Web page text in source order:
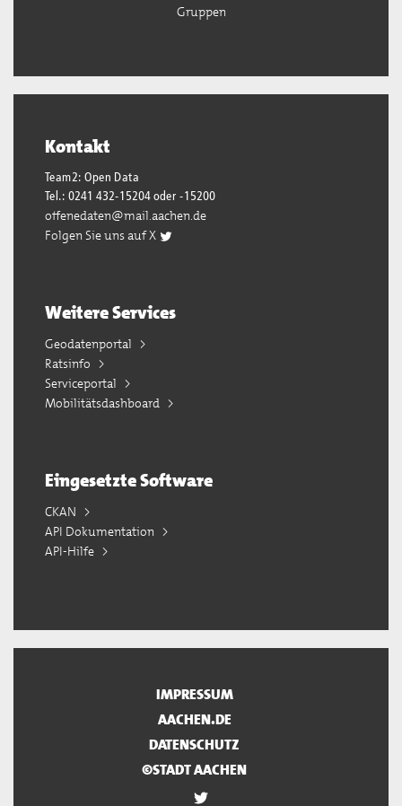
Gruppen
Kontakt
Team2: Open Data
Tel.: 0241 432-15204 oder -15200
offenedaten@mail.aachen.de
Folgen Sie uns auf X
Weitere Services
Geodatenportal
Ratsinfo
Serviceportal
Mobilitätsdashboard
Eingesetzte Software
CKAN
API Dokumentation
API-Hilfe
IMPRESSUM
AACHEN.DE
DATENSCHUTZ
©STADT AACHEN